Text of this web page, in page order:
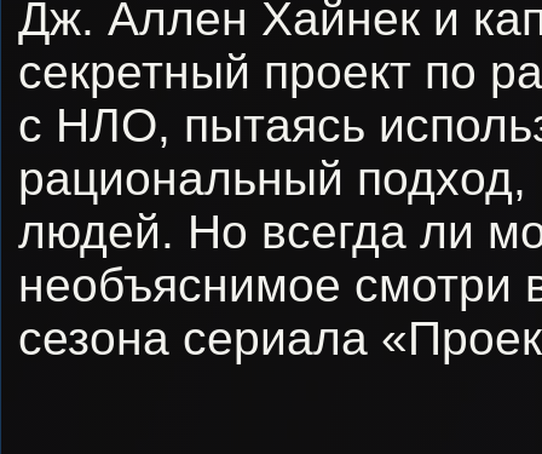
Дж. Аллен Хайнек и
секретный проект по
с НЛО, пытаясь
рациональный подход,
людей. Но всегда ли
необъяснимое смотри
сезона сериала